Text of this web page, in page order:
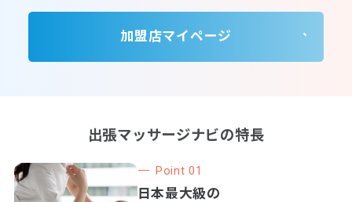
加盟店マイページ
出張マッサージナビの特長
Point 01
日本最大級の